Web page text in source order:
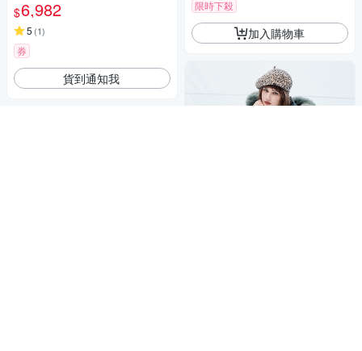
$6,982
5 (1)
券
貨到通知我
限時下殺
加入購物車